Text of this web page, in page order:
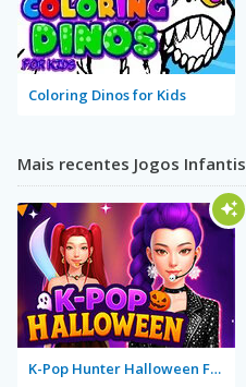
Coloring Dinos for Kids
Mais recentes Jogos Infantis
K-Pop Hunter Halloween Fashion